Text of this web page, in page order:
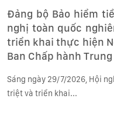
Đảng bộ Bảo hiểm
nghị toàn quốc
triển khai thực hiện
Ban Chấp hành
Sáng ngày 29/7/2026, Hội
triệt và triển khai...